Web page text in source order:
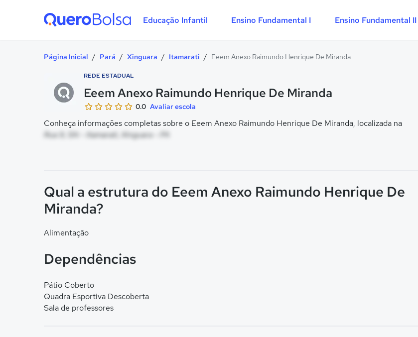
Educação Infantil Ensino Fundamental I Ensino Fundamental II
Página Inicial / Pará / Xinguara / Itamarati / Eeem Anexo Raimundo Henrique De Miranda
REDE ESTADUAL
Eeem Anexo Raimundo Henrique De Miranda
0.0 Avaliar escola
Conheça informações completas sobre o Eeem Anexo Raimundo Henrique De Miranda, localizada na
Rua 9, SN - Itamarati, Xinguara - PA
Qual a estrutura do Eeem Anexo Raimundo Henrique De
Miranda?
Alimentação
Dependências
Pátio Coberto
Quadra Esportiva Descoberta
Sala de professores